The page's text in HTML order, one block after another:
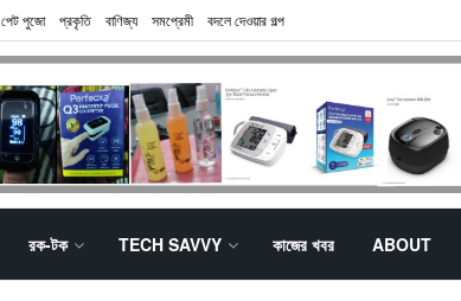
পেট পুজো প্রকৃতি বাণিজ্য সমপ্রেমী বদলে দেওয়ার গল্প
রক-টক TECH SAVVY কাজের খবর ABOUT